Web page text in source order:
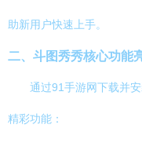
助新用户快速上手。
二、斗图秀秀核心功能
通过91手游网下载并
精彩功能：